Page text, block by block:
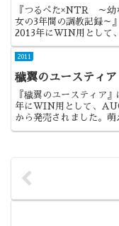
『つるぺた×NTR ～幼
女の3年間の調教記録～』
2013年にWIN用として、
ら発売されました。ロリ
が・・・
2011
穢翼のユースティア
『穢翼のユースティア』
年にWIN用として、
から発売されました。萌